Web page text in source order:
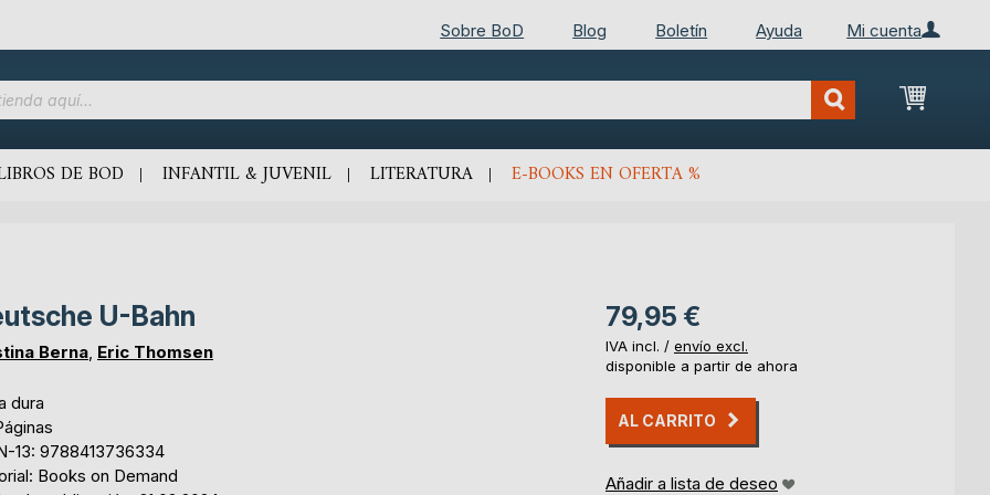
Mi cuenta
Sobre BoD Blog Boletín Ayuda
Mi
DE BOD INFANTIL & JUVENIL LITERATURA E-BOOKS EN OFERTA %
U-Bahn
Berna, Eric Thomsen
dura
13: 9788413736334
Books on Demand
79,95 €
IVA incl. / envío excl.
disponible a partir de ahora
AL CARRITO
Añadir a lista de deseo